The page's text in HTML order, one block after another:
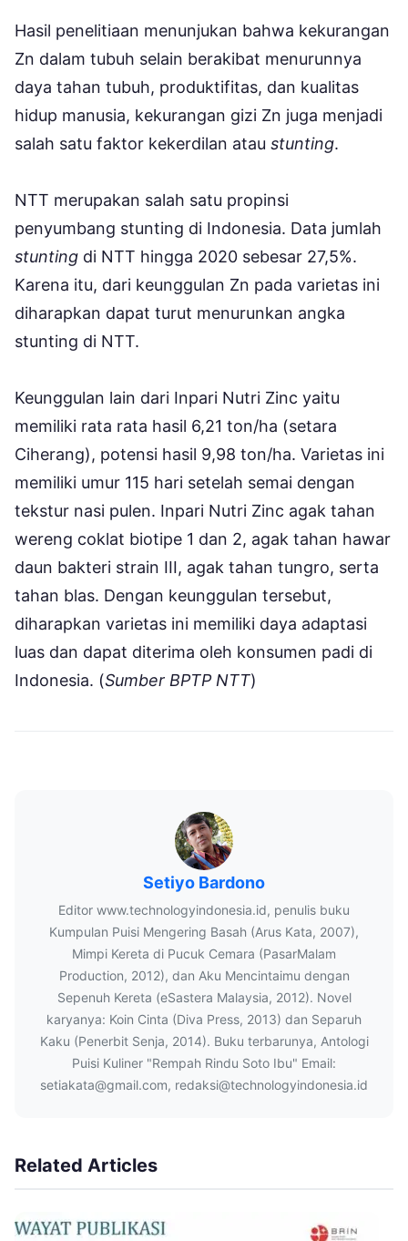
Hasil penelitiaan menunjukan bahwa kekurangan
Zn dalam tubuh selain berakibat menurunnya
daya tahan tubuh, produktifitas, dan kualitas
hidup manusia, kekurangan gizi Zn juga menjadi
salah satu faktor kekerdilan atau stunting.
NTT merupakan salah satu propinsi
penyumbang stunting di Indonesia. Data jumlah
stunting di NTT hingga 2020 sebesar 27,5%.
Karena itu, dari keunggulan Zn pada varietas ini
diharapkan dapat turut menurunkan angka
stunting di NTT.
Keunggulan lain dari Inpari Nutri Zinc yaitu
memiliki rata rata hasil 6,21 ton/ha (setara
Ciherang), potensi hasil 9,98 ton/ha. Varietas ini
memiliki umur 115 hari setelah semai dengan
tekstur nasi pulen. Inpari Nutri Zinc agak tahan
wereng coklat biotipe 1 dan 2, agak tahan hawar
daun bakteri strain III, agak tahan tungro, serta
tahan blas. Dengan keunggulan tersebut,
diharapkan varietas ini memiliki daya adaptasi
luas dan dapat diterima oleh konsumen padi di
Indonesia. (Sumber BPTP NTT)
Setiyo Bardono
Editor www.technologyindonesia.id, penulis buku
Kumpulan Puisi Mengering Basah (Arus Kata, 2007),
Mimpi Kereta di Pucuk Cemara (PasarMalam
Production, 2012), dan Aku Mencintaimu dengan
Sepenuh Kereta (eSastera Malaysia, 2012). Novel
karyanya: Koin Cinta (Diva Press, 2013) dan Separuh
Kaku (Penerbit Senja, 2014). Buku terbarunya, Antologi
Puisi Kuliner "Rempah Rindu Soto Ibu" Email:
setiakata@gmail.com, redaksi@technologyindonesia.id
Related Articles